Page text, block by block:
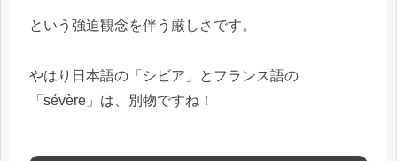
という強迫観念を伴う厳しさです。
やはり日本語の「シビア」とフランス語の
「sévère」は、別物ですね！